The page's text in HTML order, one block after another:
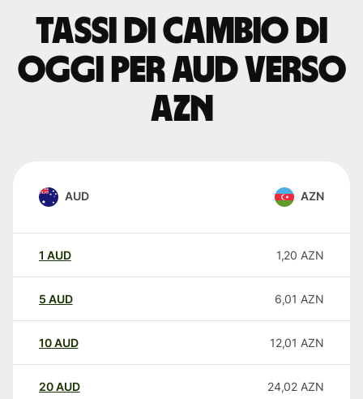
Tassi di cambio di
oggi per AUD verso
AZN
AUD AZN
1 AUD 1,20 AZN
5 AUD 6,01 AZN
10AUD 12,01 AZN
20AUD 24,02 AZN